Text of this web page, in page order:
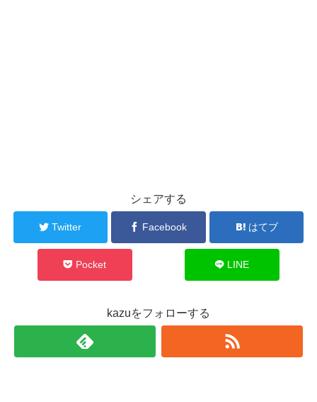
シェアする
Twitter Facebook はてブ
Pocket LINE
kazuをフォローする